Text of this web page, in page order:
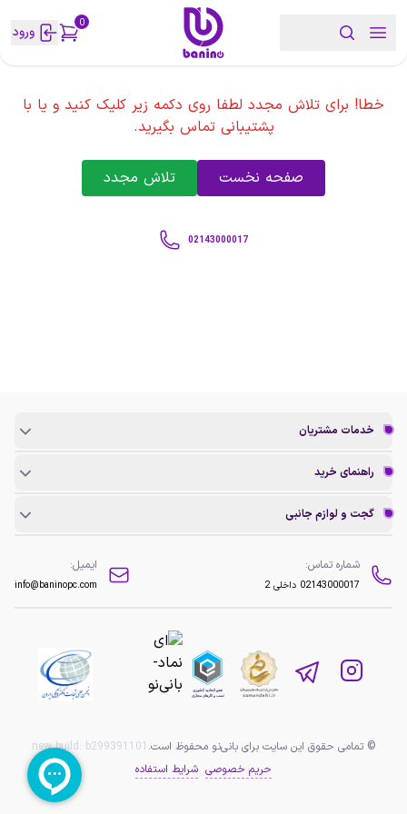
0 ورود
خطا! برای تلاش مجدد لطفا روی دکمه زیر کلیک کنید و یا با
پشتیبانی تماس بگیرید.
صفحه نخست تلاش مجدد
02143000017
خدمات مشتریان
راهنمای خرید
گجت و لوازم جانبی
شماره تماس:
02143000017 داخلی 2
ایمیل:
info@baninopc.com
© تمامی حقوق این سایت برای بانی‌نو محفوظ است. new build: b299391101
حریم خصوصی شرایط استفاده